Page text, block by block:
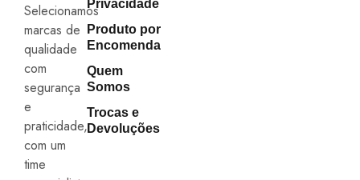
Selecionamos
marcas de
qualidade
com
segurança
e
praticidade,
com um
time
Privacidade
Produto por
Encomenda
Quem
Somos
Trocas e
Devoluções